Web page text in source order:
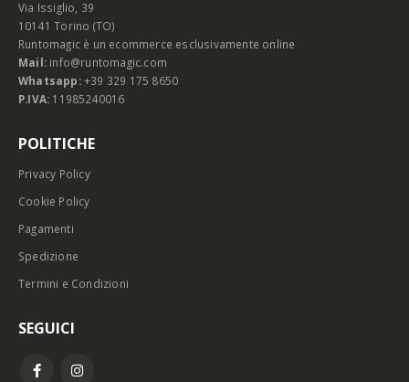
Via Issiglio, 39
10141 Torino (TO)
Runtomagic è un ecommerce esclusivamente online
Mail: info@runtomagic.com
Whatsapp: +39 329 175 8650
P.IVA: 11985240016
POLITICHE
Privacy Policy
Cookie Policy
Pagamenti
Spedizione
Termini e Condizioni
SEGUICI